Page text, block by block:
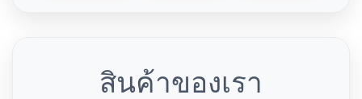
สินค้าของเรา